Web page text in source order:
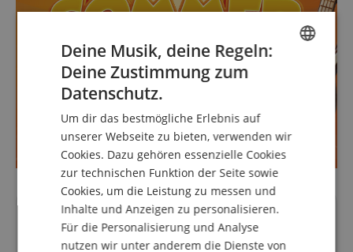
Deine Ansprechpartner
Hotline aktuell nicht besetzt. Du erreichst uns
FRENCH
SPANISH
Deine Musik, deine Regeln:
Deine Zustimmung zum
Datenschutz.
Um dir das bestmögliche Erlebnis auf
unserer Webseite zu bieten, verwenden wir
Cookies. Dazu gehören essenzielle Cookies
zur technischen Funktion der Seite sowie
Cookies, um die Leistung zu messen und
Inhalte und Anzeigen zu personalisieren.
Für die Personalisierung und Analyse
nutzen wir unter anderem die Dienste von